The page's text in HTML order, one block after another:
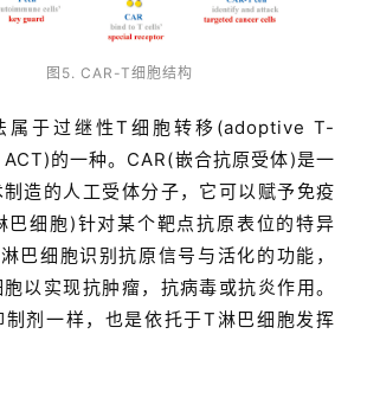
图5. CAR-T细胞结构
属于过继性T细胞转移(adoptive T-
的一种。CAR(嵌合抗原受体)是一
造的人工受体分子，它可以赋予免疫
巴细胞)针对某个靶点抗原表位的特异
巴细胞识别抗原信号与活化的功能，
以实现抗肿瘤，抗病毒或抗炎作用。
剂一样，也是依托于T淋巴细胞发挥